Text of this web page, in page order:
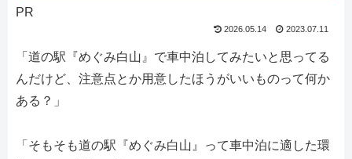
PR
2026.05.14 2023.07.11
「道の駅『めぐみ白山』で車中泊してみたいと思ってる
んだけど、注意点とか用意したほうがいいものって何か
ある？」
「そもそも道の駅『めぐみ白山』って車中泊に適した環